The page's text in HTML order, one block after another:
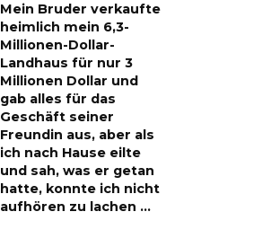
Mein Bruder verkaufte
heimlich mein 6,3-
Millionen-Dollar-
Landhaus für nur 3
Millionen Dollar und
gab alles für das
Geschäft seiner
Freundin aus, aber als
ich nach Hause eilte
und sah, was er getan
hatte, konnte ich nicht
aufhören zu lachen …